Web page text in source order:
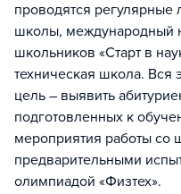
проводятся
школы, международный
школьников «Старт в
техническая школа. Вся
цель – выявить
подготовленных к
мероприятия работы со
предварительными
олимпиадой «Физтех».